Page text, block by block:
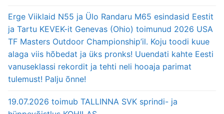
Erge Viiklaid N55 ja Ülo Randaru M65 esindasid Eestit
ja Tartu KEVEK-it Genevas (Ohio) toimunud 2026 USA
TF Masters Outdoor Championship’il. Koju toodi kuue
alaga viis hõbedat ja üks pronks! Uuendati kahte Eesti
vanuseklassi rekordit ja tehti neli hooaja parimat
tulemust! Palju õnne!
19.07.2026 toimub TALLINNA SVK sprindi- ja